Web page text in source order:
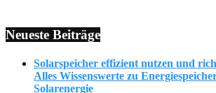
Neueste Beiträge
Solarspeicher effizient nutzen und
Alles Wissenswerte zu
Solarenergie